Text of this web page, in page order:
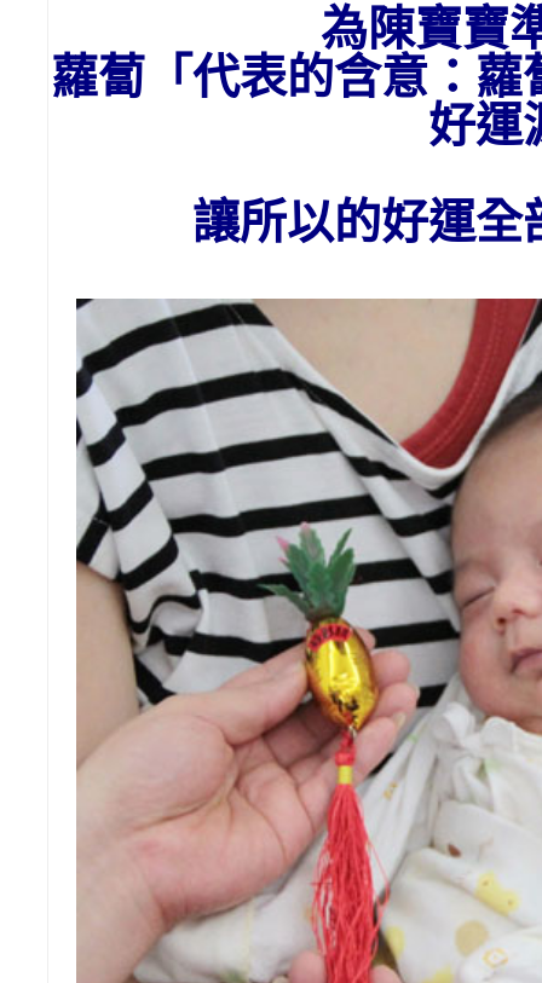
為陳寶寶
蘿蔔「代表的含意： 蘿
好運
讓所以的好運全